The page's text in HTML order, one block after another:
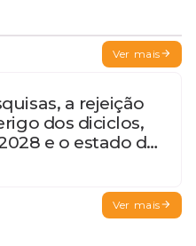
Ver mais
a rejeição
dos diciclos,
e o estado de
Ver mais